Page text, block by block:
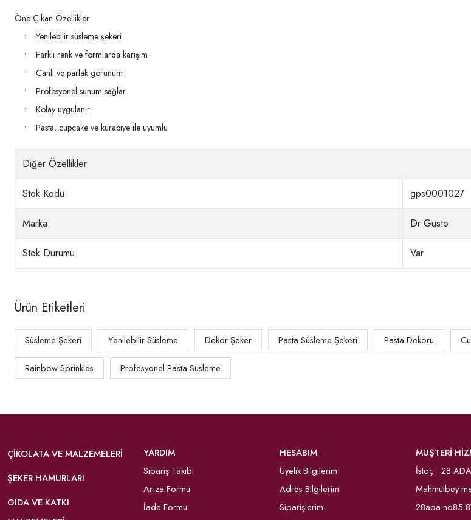
Öne Çıkan Özellikler
• Yenilebilir süsleme şekeri
• Farklı renk ve formlarda karışım
• Canlı ve parlak görünüm
• Profesyonel sunum sağlar
• Kolay uygulanır
• Pasta, cupcake ve kurabiye ile uyumlu
Diğer Özellikler
Stok Kodu gps0001027
Marka Dr Gusto
Stok Durumu Var
Ürün Etiketleri
Süsleme Şekeri Yenilebilir Süsleme Dekor Şeker Pasta Süsleme Şekeri Pasta Dekoru
Rainbow Sprinkles Profesyonel Pasta Süsleme
ÇIKOLATA VE MALZEMELERI
ŞEKER HAMURLARI
GIDA VE KATKI
YARDIM
Sipariş Takibi
Arıza Formu
İade Formu
HESABIM
Üyelik Bilgilerim
Adres Bilgilerim
Siparişlerim
MÜŞTERİ
İstoç 28
Mahmutbey
28ada